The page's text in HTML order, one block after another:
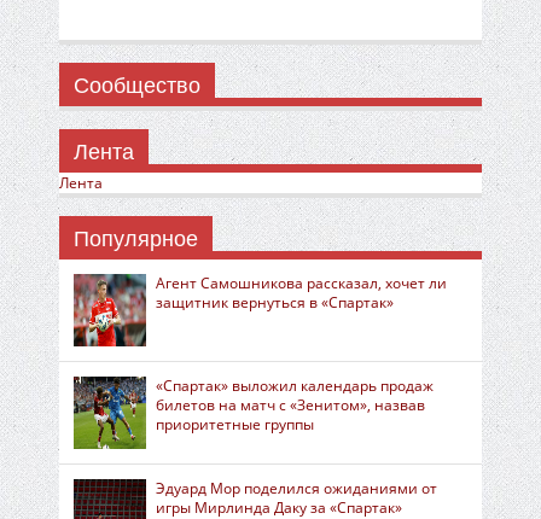
Сообщество
Лента
Лента
Популярное
Агент Самошникова рассказал, хочет ли
защитник вернуться в «Спартак»
«Спартак» выложил календарь продаж
билетов на матч с «Зенитом», назвав
приоритетные группы
Эдуард Мор поделился ожиданиями от
игры Мирлинда Даку за «Спартак»